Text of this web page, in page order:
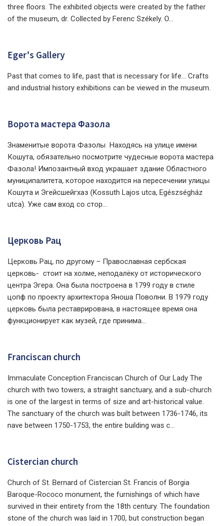
three floors. The exhibited objects were created by the father
of the museum, dr. Collected by Ferenc Székely. O...
Eger's Gallery
Past that comes to life, past that is necessary for life... Crafts
and industrial history exhibitions can be viewed in the museum.
Ворота мастера Фазола
Знаменитые ворота Фазолы Находясь на улице имени
Кошута, обязательно посмотрите чудесные ворота мастера
Фазола! Импозантный вход украшает здание Областного
муниципалитета, которое находится на пересечении улицы
Кошута и Эгейсшейгхаз (Kossuth Lajos utca, Egészségház
utca). Уже сам вход со стор...
Церковь Рац
Церковь Рац, по другому – Православная сербская
церковь- стоит на холме, неподалёку от исторического
центра Эгера. Она была построена в 1799 году в стиле
цопф по проекту архитектора Яноша Поволни. В 1979 году
церковь была реставрирована, в настоящее время она
функционирует как музей, где принима...
Franciscan church
Immaculate Conception Franciscan Church of Our Lady The
church with two towers, a straight sanctuary, and a sub-church
is one of the largest in terms of size and art-historical value.
The sanctuary of the church was built between 1736-1746, its
nave between 1750-1753, the entire building was c...
Cistercian church
Church of St. Bernard of Cistercian St. Francis of Borgia
Baroque-Rococo monument, the furnishings of which have
survived in their entirety from the 18th century. The foundation
stone of the church was laid in 1700, but construction began